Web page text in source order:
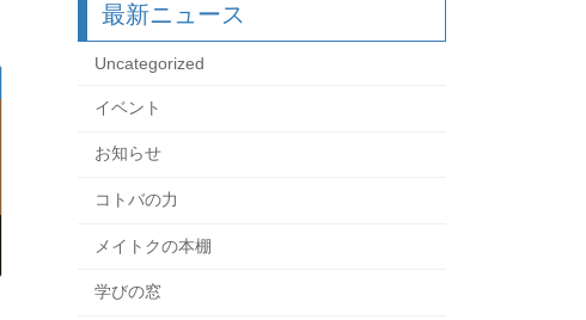
最新ニュース
Uncategorized
イベント
お知らせ
コトバの力
メイトクの本棚
学びの窓